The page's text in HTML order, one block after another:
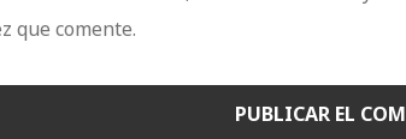
que comente.